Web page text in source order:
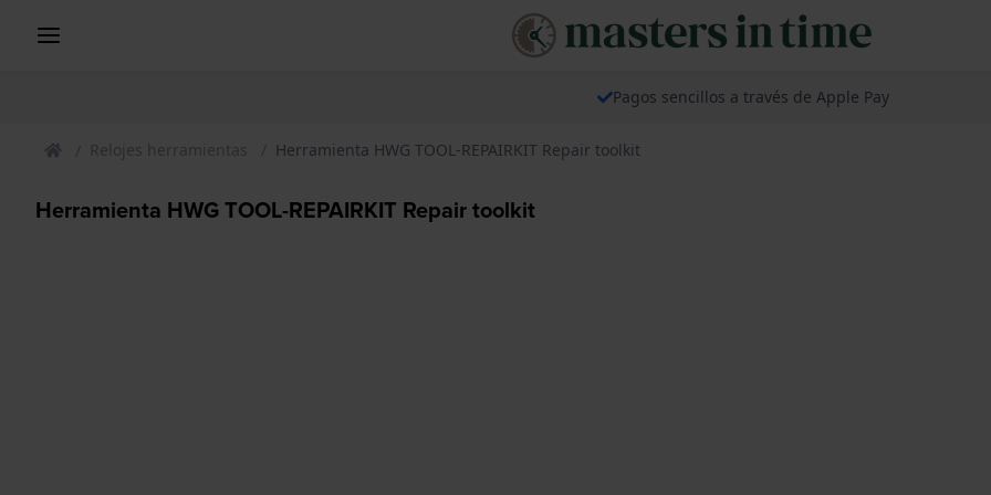
Pagos sencillos a través de Apple Pay
Relojes herramientas Herramienta HWG TOOL-REPAIRKIT Repair toolkit
Herramienta HWG TOOL-REPAIRKIT Repair toolkit